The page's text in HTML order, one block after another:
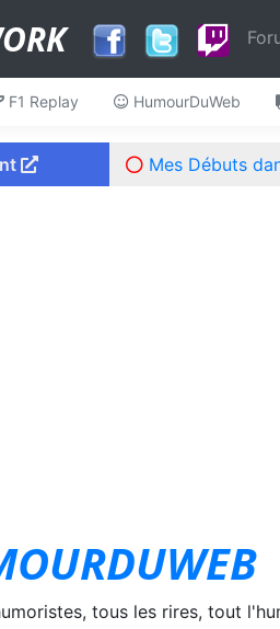
F1 Replay HumourDuWeb
Mes Débuts
tous les rires, tout